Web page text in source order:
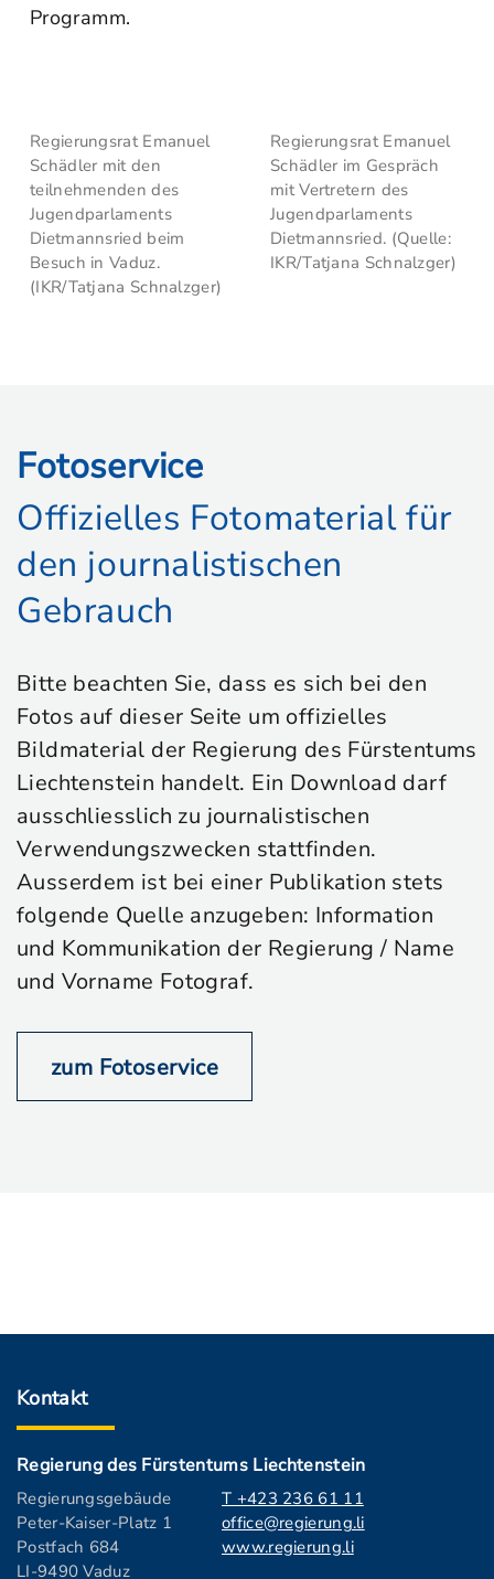
Programm.
Regierungsrat Emanuel
Schädler mit den
teilnehmenden des
Jugendparlaments
Dietmannsried beim
Besuch in Vaduz.
(IKR/Tatjana Schnalzger)
Regierungsrat Emanuel
Schädler im Gespräch
mit Vertretern des
Jugendparlaments
Dietmannsried. (Quelle:
IKR/Tatjana Schnalzger)
Fotoservice
Offizielles Fotomaterial für
den journalistischen
Gebrauch
Bitte beachten Sie, dass es sich bei den
Fotos auf dieser Seite um offizielles
Bildmaterial der Regierung des Fürstentums
Liechtenstein handelt. Ein Download darf
ausschliesslich zu journalistischen
Verwendungszwecken stattfinden.
Ausserdem ist bei einer Publikation stets
folgende Quelle anzugeben: Information
und Kommunikation der Regierung / Name
und Vorname Fotograf.
zum Fotoservice
Kontakt
Regierung des Fürstentums Liechtenstein
Regierungsgebäude
Peter-Kaiser-Platz 1
Postfach 684
LI-9490 Vaduz
T +423 236 61 11
office@regierung.li
www.regierung.li